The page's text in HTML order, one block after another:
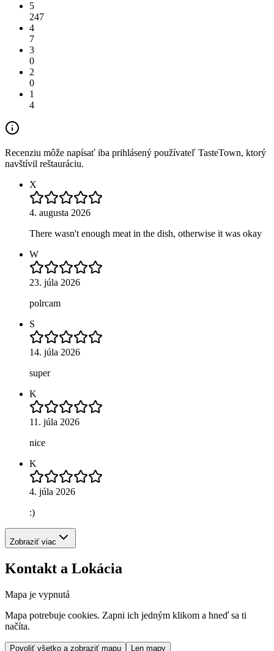
5
247
4
7
3
0
2
0
1
4
Recenziu môže napísať iba prihlásený používateľ TasteTown, ktorý
navštívil reštauráciu.
X
4. augusta 2026
There wasn't enough meat in the dish, otherwise it was okay
W
23. júla 2026
polrcam
S
14. júla 2026
super
K
11. júla 2026
nice
K
4. júla 2026
:)
Zobraziť viac
Kontakt a Lokácia
Mapa je vypnutá
Mapa potrebuje cookies. Zapni ich jedným klikom a hneď sa ti
načíta.
Povoliť všetko a zobraziť mapu Len mapy